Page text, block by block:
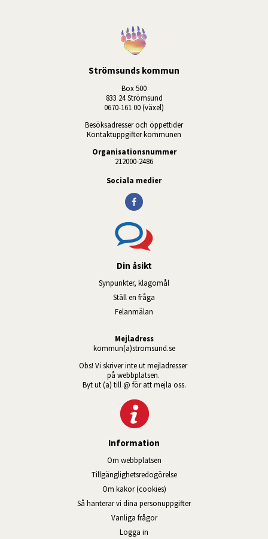
Strömsunds kommun
Box 500
833 24 Strömsund
0670-161 00 (växel)
Besöksadresser och öppettider
Kontaktuppgifter kommunen
Organisationsnummer
212000-2486
Sociala medier
Din åsikt
Synpunkter, klagomål
Ställ en fråga
Felanmälan
Mejladress
kommun(a)stromsund.se
Obs! Vi skriver inte ut mejladresser
på webbplatsen.
Byt ut (a) till @ för att mejla oss.
Information
Om webbplatsen
Tillgänglig­hets­redo­görelse
Om kakor (cookies)
Så hanterar vi dina personuppgifter
Vanliga frågor
Logga in